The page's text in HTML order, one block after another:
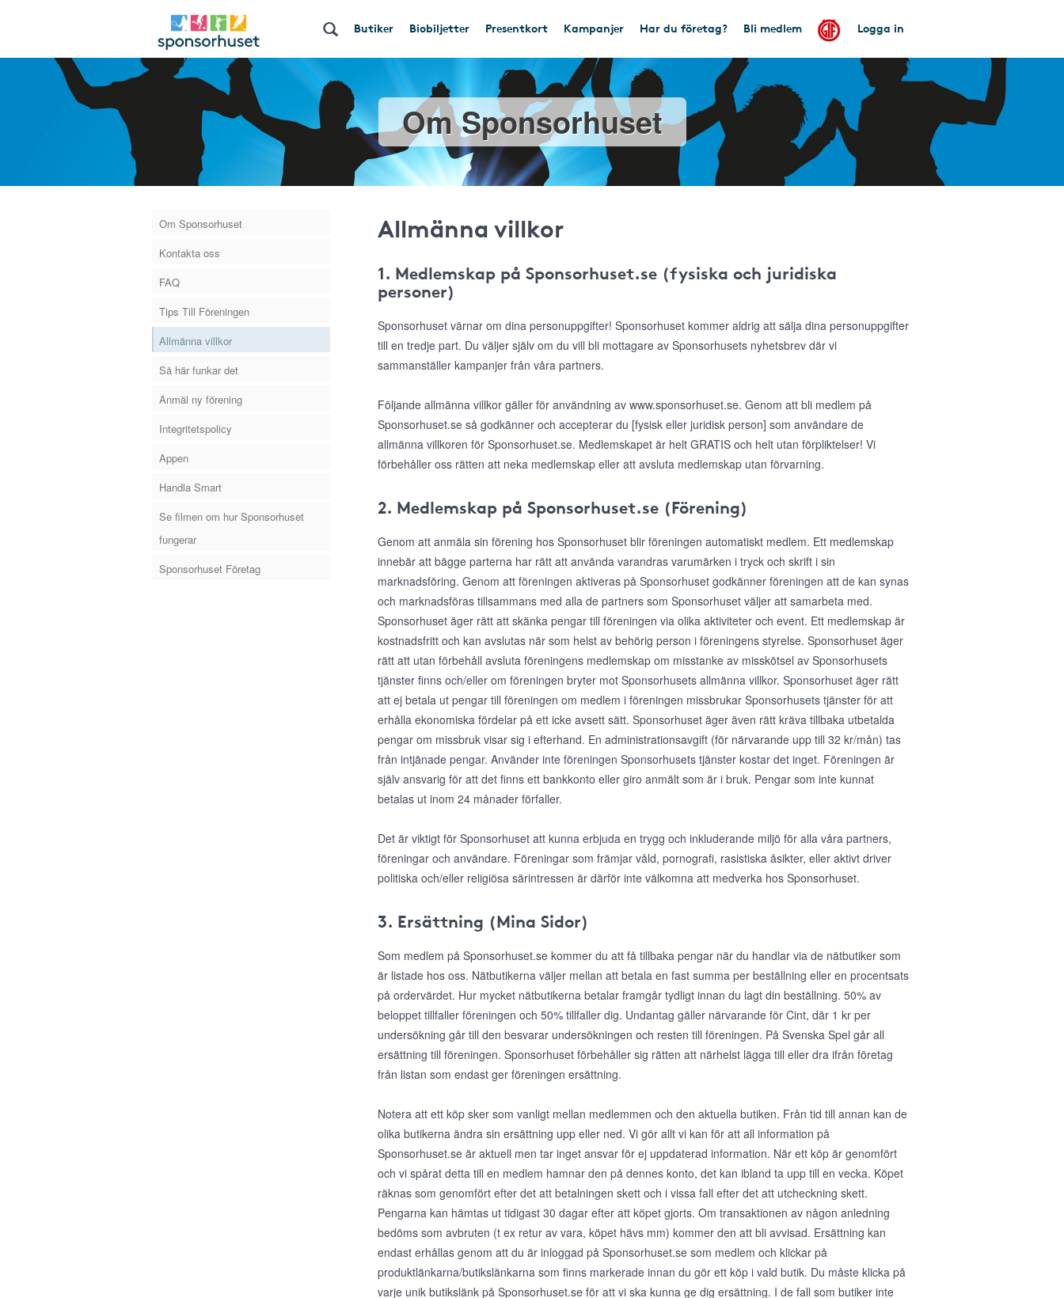
Butiker Biobiljetter Presentkort Kampanjer Har du företag? Bli medlem Logga in
Om Sponsorhuset
Om Sponsorhuset
Kontakta oss
FAQ
Tips Till Föreningen
Allmänna villkor
Så här funkar det
Anmäl ny förening
Integritetspolicy
Appen
Handla Smart
Se filmen om hur Sponsorhuset
fungerar
Sponsorhuset Företag
Allmänna villkor
1. Medlemskap på Sponsorhuset.se (fysiska och juridiska
personer)
Sponsorhuset värnar om dina personuppgifter! Sponsorhuset kommer aldrig att sälja dina personuppgifter
till en tredje part. Du väljer själv om du vill bli mottagare av Sponsorhusets nyhetsbrev där vi
sammanställer kampanjer från våra partners.
Följande allmänna villkor gäller för användning av www.sponsorhuset.se. Genom att bli medlem på
Sponsorhuset.se så godkänner och accepterar du [fysisk eller juridisk person] som användare de
allmänna villkoren för Sponsorhuset.se. Medlemskapet är helt GRATIS och helt utan förpliktelser! Vi
förbehåller oss rätten att neka medlemskap eller att avsluta medlemskap utan förvarning.
2. Medlemskap på Sponsorhuset.se (Förening)
Genom att anmäla sin förening hos Sponsorhuset blir föreningen automatiskt medlem. Ett medlemskap
innebär att bägge parterna har rätt att använda varandras varumärken i tryck och skrift i sin
marknadsföring. Genom att föreningen aktiveras på Sponsorhuset godkänner föreningen att de kan synas
och marknadsföras tillsammans med alla de partners som Sponsorhuset väljer att samarbeta med.
Sponsorhuset äger rätt att skänka pengar till föreningen via olika aktiviteter och event. Ett medlemskap är
kostnadsfritt och kan avslutas när som helst av behörig person i föreningens styrelse. Sponsorhuset äger
rätt att utan förbehåll avsluta föreningens medlemskap om misstanke av misskötsel av Sponsorhusets
tjänster finns och/eller om föreningen bryter mot Sponsorhusets allmänna villkor. Sponsorhuset äger rätt
att ej betala ut pengar till föreningen om medlem i föreningen missbrukar Sponsorhusets tjänster för att
erhålla ekonomiska fördelar på ett icke avsett sätt. Sponsorhuset äger även rätt kräva tillbaka utbetalda
pengar om missbruk visar sig i efterhand. En administrationsavgift (för närvarande upp till 32 kr/mån) tas
från intjänade pengar. Använder inte föreningen Sponsorhusets tjänster kostar det inget. Föreningen är
själv ansvarig för att det finns ett bankkonto eller giro anmält som är i bruk. Pengar som inte kunnat
betalas ut inom 24 månader förfaller.
Det är viktigt för Sponsorhuset att kunna erbjuda en trygg och inkluderande miljö för alla våra partners,
föreningar och användare. Föreningar som främjar våld, pornografi, rasistiska åsikter, eller aktivt driver
politiska och/eller religiösa särintressen är därför inte välkomna att medverka hos Sponsorhuset.
3. Ersättning (Mina Sidor)
Som medlem på Sponsorhuset.se kommer du att få tillbaka pengar när du handlar via de nätbutiker som
är listade hos oss. Nätbutikerna väljer mellan att betala en fast summa per beställning eller en procentsats
på ordervärdet. Hur mycket nätbutikerna betalar framgår tydligt innan du lagt din beställning. 50% av
beloppet tillfaller föreningen och 50% tillfaller dig. Undantag gäller närvarande för Cint, där 1 kr per
undersökning går till den besvarar undersökningen och resten till föreningen. På Svenska Spel går all
ersättning till föreningen. Sponsorhuset förbehåller sig rätten att närhelst lägga till eller dra ifrån företag
från listan som endast ger föreningen ersättning.
Notera att ett köp sker som vanligt mellan medlemmen och den aktuella butiken. Från tid till annan kan de
olika butikerna ändra sin ersättning upp eller ned. Vi gör allt vi kan för att all information på
Sponsorhuset.se är aktuell men tar inget ansvar för ej uppdaterad information. När ett köp är genomfört
och vi spårat detta till en medlem hamnar den på dennes konto, det kan ibland ta upp till en vecka. Köpet
räknas som genomfört efter det att betalningen skett och i vissa fall efter det att utcheckning skett.
Pengarna kan hämtas ut tidigast 30 dagar efter att köpet gjorts. Om transaktionen av någon anledning
bedöms som avbruten (t ex retur av vara, köpet hävs mm) kommer den att bli avvisad. Ersättning kan
endast erhållas genom att du är inloggad på Sponsorhuset.se som medlem och klickar på
produktlänkarna/butikslänkarna som finns markerade innan du gör ett köp i vald butik. Du måste klicka på
varje unik butikslänk på Sponsorhuset.se för att vi ska kunna ge dig ersättning. I de fall som butiker inte